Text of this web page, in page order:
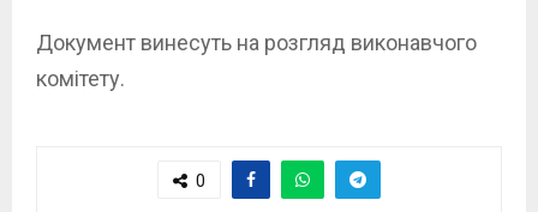
Документ винесуть на розгляд виконавчого
комітету.
0